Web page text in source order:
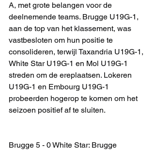
A, met grote belangen voor de
deelnemende teams. Brugge U19G-1,
aan de top van het klassement, was
vastbesloten om hun positie te
consolideren, terwijl Taxandria U19G-1,
White Star U19G-1 en Mol U19G-1
streden om de ereplaatsen. Lokeren
U19G-1 en Embourg U19G-1
probeerden hogerop te komen om het
seizoen positief af te sluiten.
Brugge 5 - 0 White Star: Brugge